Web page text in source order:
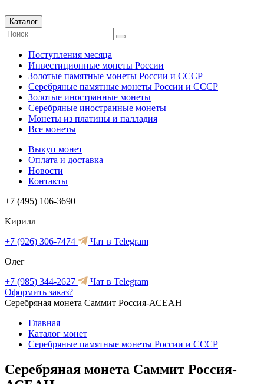
Каталог
Поступления месяца
Инвестиционные монеты России
Золотые памятные монеты России и СССР
Серебряные памятные монеты России и СССР
Золотые иностранные монеты
Серебряные иностранные монеты
Монеты из платины и палладия
Все монеты
Выкуп монет
Оплата и доставка
Новости
Контакты
+7 (495) 106-3690
Кирилл
+7 (926) 306-7474
Чат в Telegram
Олег
+7 (985) 344-2627
Чат в Telegram
Оформить заказ?
Серебряная монета Саммит Россия-АСЕАН
Главная
Каталог монет
Серебряные памятные монеты России и СССР
Серебряная монета Саммит Россия-